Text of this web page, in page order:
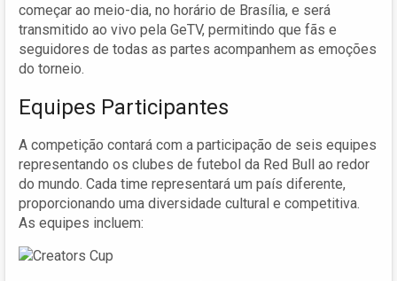
começar ao meio-dia, no horário de Brasília, e será
transmitido ao vivo pela GeTV, permitindo que fãs e
seguidores de todas as partes acompanhem as emoções
do torneio.
Equipes Participantes
A competição contará com a participação de seis equipes
representando os clubes de futebol da Red Bull ao redor
do mundo. Cada time representará um país diferente,
proporcionando uma diversidade cultural e competitiva.
As equipes incluem: